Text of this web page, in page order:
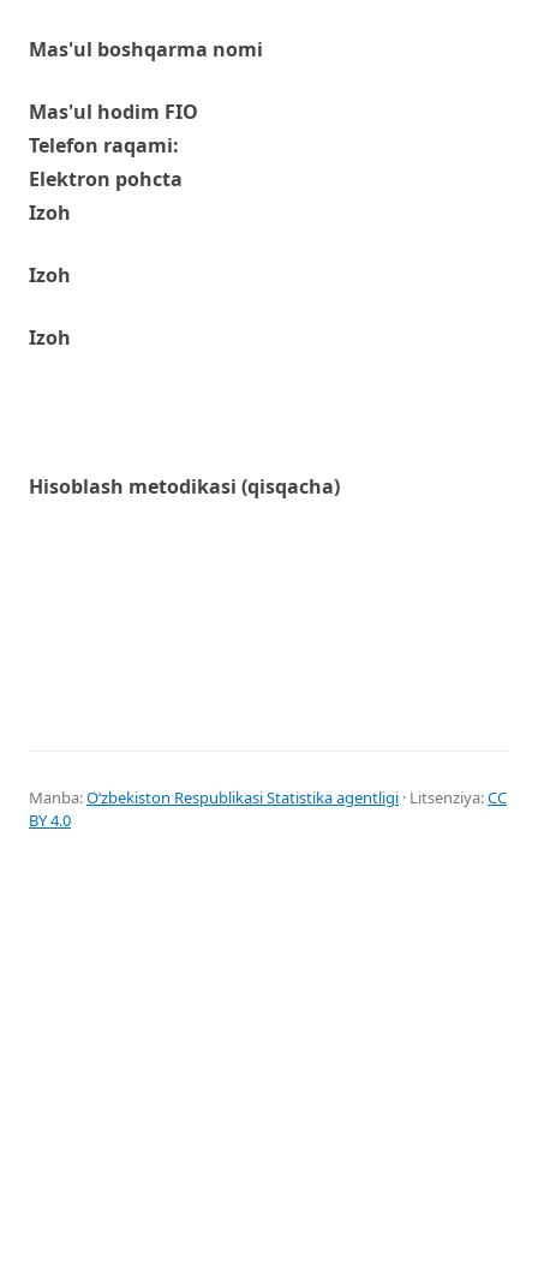
Mas'ul boshqarma nomi
Mas'ul hodim FIO
Telefon raqami:
Elektron pohcta
Izoh
Izoh
Izoh
Hisoblash metodikasi (qisqacha)
Manba:Oʻzbekiston Respublikasi Statistika agentligi · Litsenziya:CC
BY 4.0